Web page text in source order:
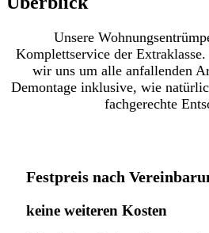
Unsere
Komplettservice der
wir uns um alle anfallenden
Demontage inklusive, wie
fachgerechte
Festpreis nach
keine weiteren Kosten